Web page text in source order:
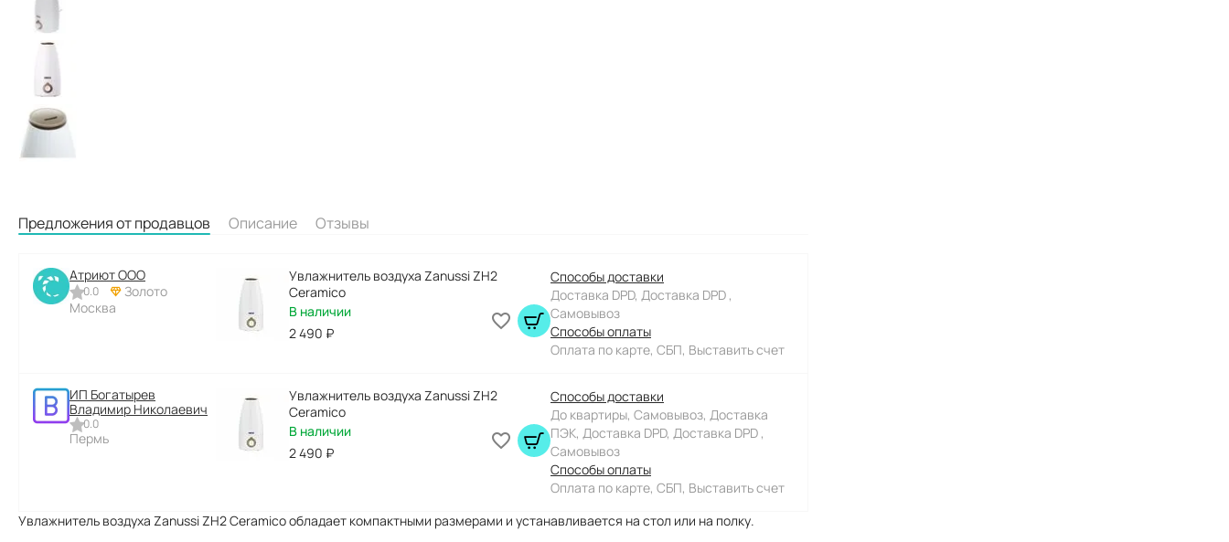
Предложения от продавцов Описание Отзывы
Атриют ООО
0.0
Золото
Москва
Увлажнитель воздуха Zanussi ZH2
Ceramico
В наличии
2 490 ₽
Способы доставки
Доставка DPD, Доставка DPD ,
Самовывоз
Способы оплаты
Оплата по карте, СБП, Выставить счет
ИП Богатырев
Владимир Николаевич
0.0
Пермь
Увлажнитель воздуха Zanussi ZH2
Ceramico
В наличии
2 490 ₽
Способы доставки
До квартиры, Самовывоз, Доставка
ПЭК, Доставка DPD, Доставка DPD ,
Самовывоз
Способы оплаты
Оплата по карте, СБП, Выставить счет
Увлажнитель воздуха Zanussi ZH2 Ceramico обладает компактными размерами и устанавливается на стол или на полку.